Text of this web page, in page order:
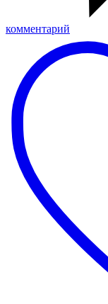
комментарий